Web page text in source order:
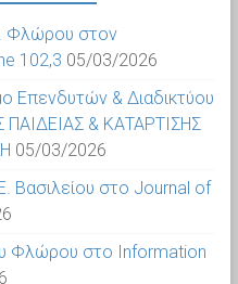
Φλώρου στον
102,3 05/03/2026
Επενδυτών & Διαδικτύου
& ΚΑΤΑΡΤΙΣΗΣ
05/03/2026
Βασιλείου στο Journal of
Φλώρου στο Information